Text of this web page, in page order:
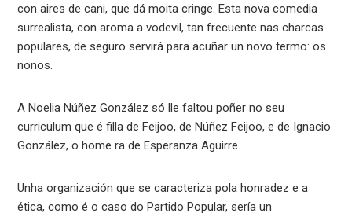
con aires de cani, que dá moita cringe. Esta nova comedia
surrealista, con aroma a vodevil, tan frecuente nas charcas
populares, de seguro servirá para acuñar un novo termo: os
nonos.
A Noelia Núñez González só lle faltou poñer no seu
curriculum que é filla de Feijoo, de Núñez Feijoo, e de Ignacio
González, o home ra de Esperanza Aguirre.
Unha organización que se caracteriza pola honradez e a
ética, como é o caso do Partido Popular, sería un